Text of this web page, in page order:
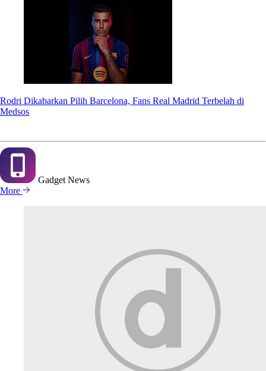
Rodri Dikabarkan Pilih Barcelona, Fans Real Madrid Terbelah di
Medsos
Gadget News
More